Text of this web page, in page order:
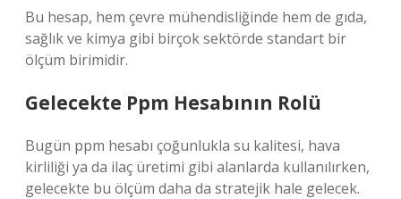
Bu hesap, hem çevre mühendisliğinde hem de gıda,
sağlık ve kimya gibi birçok sektörde standart bir
ölçüm birimidir.
Gelecekte Ppm Hesabının Rolü
Bugün ppm hesabı çoğunlukla su kalitesi, hava
kirliliği ya da ilaç üretimi gibi alanlarda kullanılırken,
gelecekte bu ölçüm daha da stratejik hale gelecek.